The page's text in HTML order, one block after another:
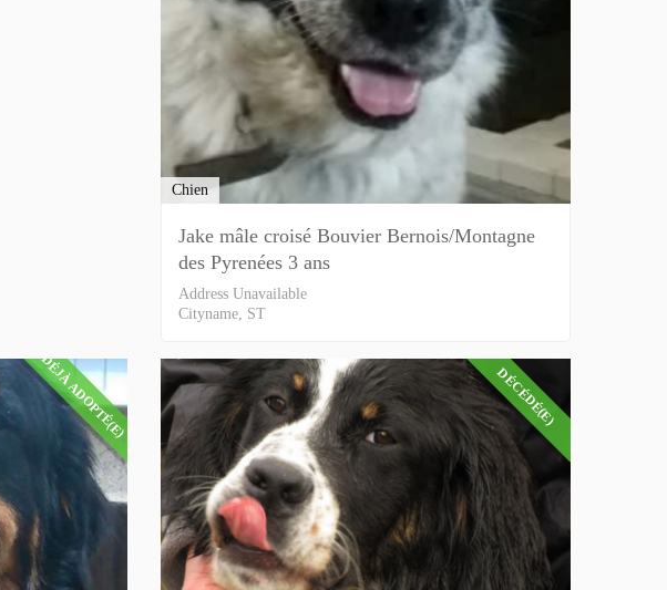
Chien
Jake mâle croisé Bouvier Bernois/Montagne
des Pyrenées 3 ans
Address Unavailable
Cityname, ST
DÉJÀ ADOPTÉ(E) DÉCÉDÉ(E)